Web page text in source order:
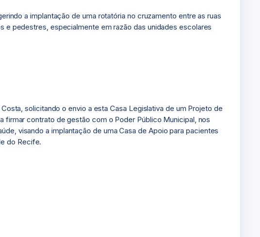
a implantação de uma rotatória no cruzamento entre as ruas
e pedestres, especialmente em razão das unidades escolares
solicitando o envio a esta Casa Legislativa de um Projeto de
firmar contrato de gestão com o Poder Público Municipal, nos
visando a implantação de uma Casa de Apoio para pacientes
do Recife.